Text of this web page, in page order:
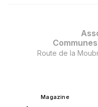
Route de la
Magazine